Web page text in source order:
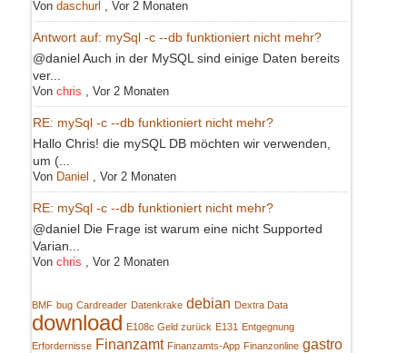
Von daschurl Vor 2 Monaten
Antwort auf: mySql -c --db funktioniert nicht mehr?
@daniel Auch in der MySQL sind einige Daten bereits
ver...
Von chris Vor 2 Monaten
RE: mySql -c --db funktioniert nicht mehr?
Hallo Chris! die mySQL DB möchten wir verwenden,
um (...
Von Daniel Vor 2 Monaten
RE: mySql -c --db funktioniert nicht mehr?
@daniel Die Frage ist warum eine nicht Supported
Varian...
Von chris Vor 2 Monaten
BMF bug Cardreader Datenkrake debian Dextra Data
download E108c Geld zurück E131 Entgegnung
Erfordernisse Finanzamt Finanzamts-App Finanzonline gastro